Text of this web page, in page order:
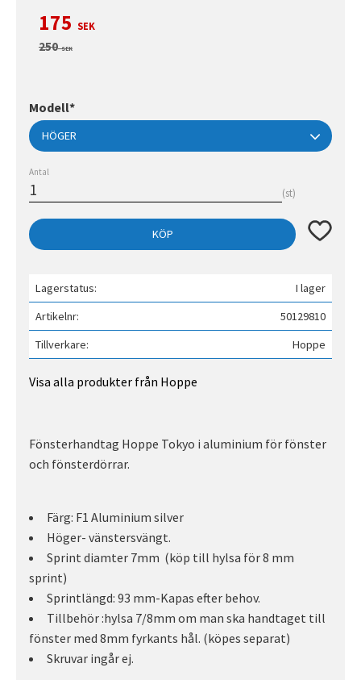
Nedsatt pris:
175 SEK
Ordinarie pris:
250SEK
Modell*
Antal
st
KÖP Lägg till
Lagerstatus
I lager
Artikelnr
50129810
Tillverkare
Hoppe
Visa alla produkter från Hoppe
Fönsterhandtag Hoppe Tokyo i aluminium för fönster
och fönsterdörrar.
Färg: F1 Aluminium silver
Höger- vänstersvängt.
Sprint diamter 7mm (köp till hylsa för 8 mm
sprint)
Sprintlängd: 93 mm-Kapas efter behov.
Tillbehör :hylsa 7/8mm om man ska handtaget till
fönster med 8mm fyrkants hål. (köpes separat)
Skruvar ingår ej.